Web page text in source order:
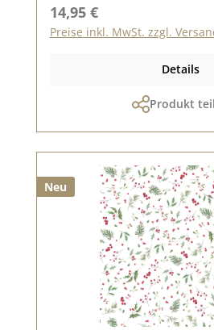
Regulärer Preis:
14,95 €
Preise inkl. MwSt. zzgl.
Details
Produkt
Neu